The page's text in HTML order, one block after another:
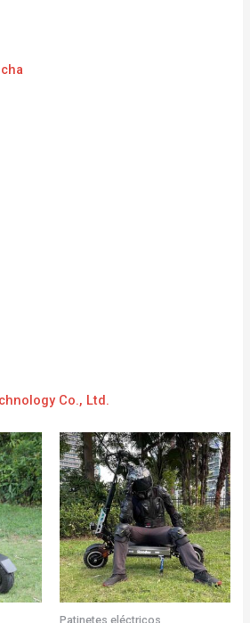
Co., Ltd.
Patinetes eléctricos